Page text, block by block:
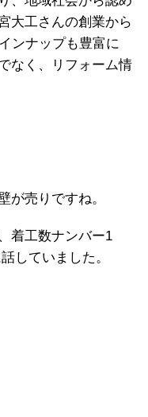
大工さんの創業から
ンナップも豊富に
なく、リフォーム情
が売りですね。
着工数ナンバー1
していました。